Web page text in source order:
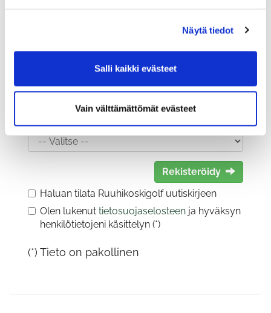
Näytä tiedot
Salli kaikki evästeet
Vain välttämättömät evästeet
Sukupuoli:
Rekisteröidy
Haluan tilata Ruuhikoskigolf uutiskirjeen
Olen lukenut tietosuojaselosteen ja hyväksyn
henkilötietojeni käsittelyn (*)
(*) Tieto on pakollinen